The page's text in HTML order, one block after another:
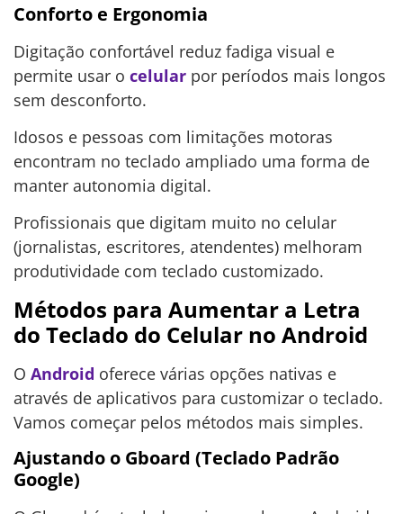
Conforto e Ergonomia
Digitação confortável reduz fadiga visual e
permite usar o celular por períodos mais longos
sem desconforto.
Idosos e pessoas com limitações motoras
encontram no teclado ampliado uma forma de
manter autonomia digital.
Profissionais que digitam muito no celular
(jornalistas, escritores, atendentes) melhoram
produtividade com teclado customizado.
Métodos para Aumentar a Letra
do Teclado do Celular no Android
O Android oferece várias opções nativas e
através de aplicativos para customizar o teclado.
Vamos começar pelos métodos mais simples.
Ajustando o Gboard (Teclado Padrão
Google)